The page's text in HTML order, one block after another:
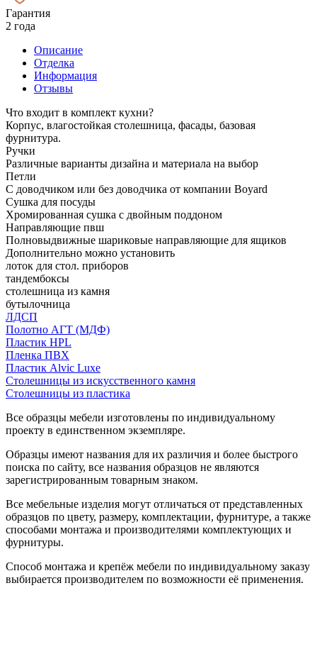
Гарантия
2 года
Описание
Отделка
Информация
Отзывы
Что входит в комплект кухни?
Корпус, влагостойкая столешница, фасады, базовая
фурнитура.
Ручки
Различные варианты дизайна и материала на выбор
Петли
С доводчиком или без доводчика от компании Boyard
Сушка для посуды
Хромированная сушка с двойным поддоном
Направляющие пвш
Полновыдвижные шариковые направляющие для ящиков
Дополнительно можно установить
лоток для стол. приборов
тандембоксы
столешница из камня
бутылочница
ЛДСП
Полотно АГТ (МДФ)
Пластик HPL
Пленка ПВХ
Пластик Alvic Luxe
Столешницы из искусственного камня
Столешницы из пластика
Все образцы мебели изготовлены по индивидуальному
проекту в единственном экземпляре.
Образцы имеют названия для их различия и более быстрого
поиска по сайту, все названия образцов не являются
зарегистрированным товарным знаком.
Все мебельные изделия могут отличаться от представленных
образцов по цвету, размеру, комплектации, фурнитуре, а также
способами монтажа и производителями комплектующих и
фурнитуры.
Способ монтажа и крепёж мебели по индивидуальному заказу
выбирается производителем по возможности её применения.